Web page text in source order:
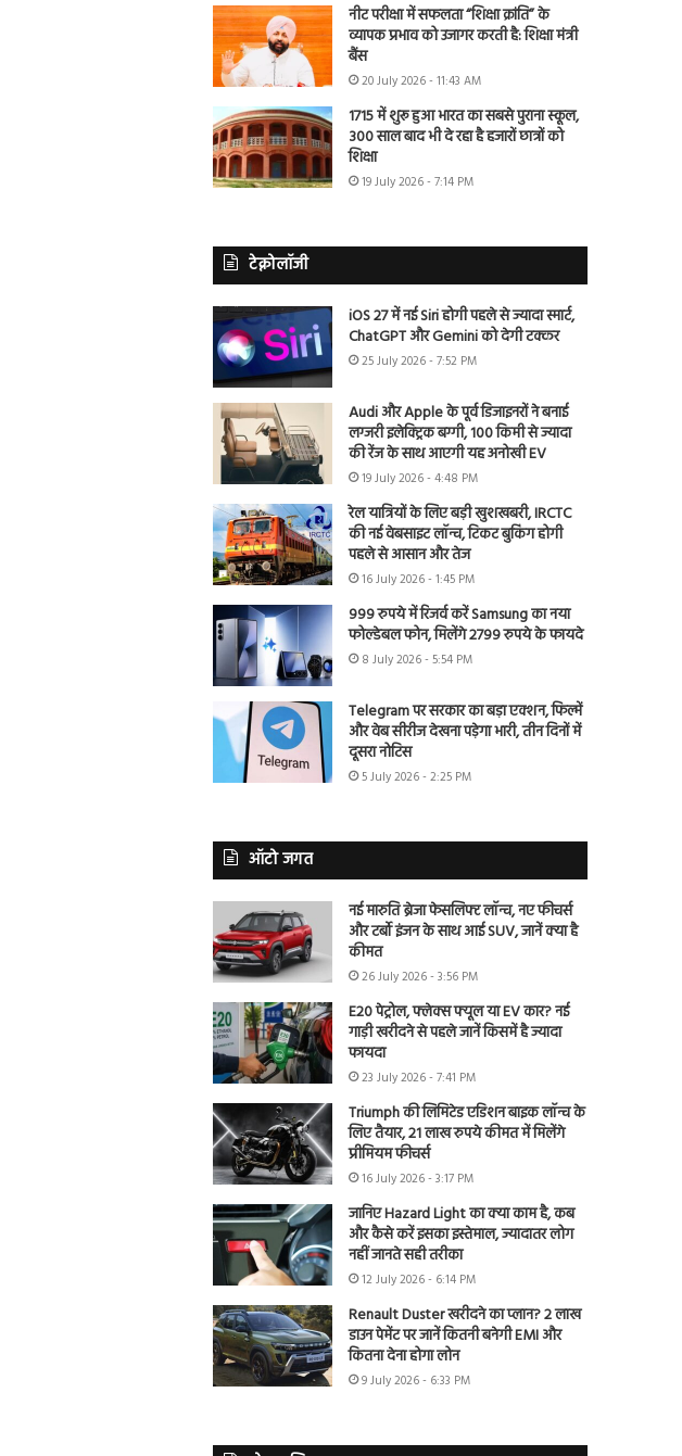
नीट परीक्षा में सफलता “शिक्षा क्रांति” के
व्यापक प्रभाव को उजागर करती है: शिक्षा मंत्री
बैंस
20 July 2026 - 11:43 AM
1715 में शुरू हुआ भारत का सबसे पुराना स्कूल,
300 साल बाद भी दे रहा है हजारों छात्रों को
शिक्षा
19 July 2026 - 7:14 PM
टेक्नोलॉजी
iOS 27 में नई Siri होगी पहले से ज्यादा स्मार्ट,
ChatGPT और Gemini को देगी टक्कर
25 July 2026 - 7:52 PM
Audi और Apple के पूर्व डिजाइनरों ने बनाई
लग्जरी इलेक्ट्रिक बग्गी, 100 किमी से ज्यादा
की रेंज के साथ आएगी यह अनोखी EV
19 July 2026 - 4:48 PM
रेल यात्रियों के लिए बड़ी खुशखबरी, IRCTC
की नई वेबसाइट लॉन्च, टिकट बुकिंग होगी
पहले से आसान और तेज
16 July 2026 - 1:45 PM
999 रुपये में रिजर्व करें Samsung का नया
फोल्डेबल फोन, मिलेंगे 2799 रुपये के फायदे
8 July 2026 - 5:54 PM
Telegram पर सरकार का बड़ा एक्शन, फिल्में
और वेब सीरीज देखना पड़ेगा भारी, तीन दिनों में
दूसरा नोटिस
5 July 2026 - 2:25 PM
ऑटो जगत
नई मारुति ब्रेजा फेसलिफ्ट लॉन्च, नए फीचर्स
और टर्बो इंजन के साथ आई SUV, जानें क्या है
कीमत
26 July 2026 - 3:56 PM
E20 पेट्रोल, फ्लेक्स फ्यूल या EV कार? नई
गाड़ी खरीदने से पहले जानें किसमें है ज्यादा
फायदा
23 July 2026 - 7:41 PM
Triumph की लिमिटेड एडिशन बाइक लॉन्च के
लिए तैयार, 21 लाख रुपये कीमत में मिलेंगे
प्रीमियम फीचर्स
16 July 2026 - 3:17 PM
जानिए Hazard Light का क्या काम है, कब
और कैसे करें इसका इस्तेमाल, ज्यादातर लोग
नहीं जानते सही तरीका
12 July 2026 - 6:14 PM
Renault Duster खरीदने का प्लान? 2 लाख
डाउन पेमेंट पर जानें कितनी बनेगी EMI और
कितना देना होगा लोन
9 July 2026 - 6:33 PM